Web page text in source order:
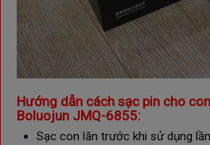
​Hướng dẫn cách sạc pin cho
Boluojun JMQ-6855:
Sạc con lăn trước khi sử dụng